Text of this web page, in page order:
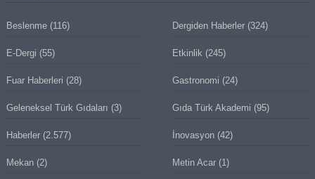
Beslenme(116) Dergiden Haberler (324)
E-Dergi (55) Etkinlik (245)
Fuar Haberleri (28) Gastronomi (24)
Geleneksel Türk Gıdaları (3) Gıda Türk Akademi (95)
Haberler(2.577) İnovasyon (42)
Mekan(2) Metin Acar (1)